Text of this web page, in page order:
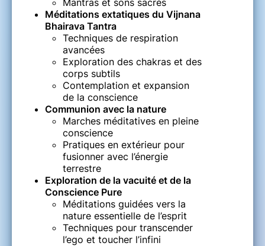
Méditations extatiques du Vijnana
Bhairava Tantra
Techniques de respiration
avancées
Exploration des chakras et des
corps subtils
Contemplation et expansion
de la conscience
Communion avec la nature
Marches méditatives en pleine
conscience
Pratiques en extérieur pour
fusionner avec l’énergie
terrestre
Exploration de la vacuité et de la
Conscience Pure
Méditations guidées vers la
nature essentielle de l’esprit
Techniques pour transcender
l’ego et toucher l’infini